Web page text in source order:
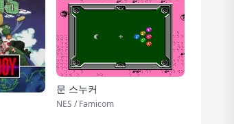
문 스누커
NES / Famicom